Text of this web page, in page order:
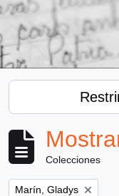
Colecciones
Remove filter:
Marín, Gladys